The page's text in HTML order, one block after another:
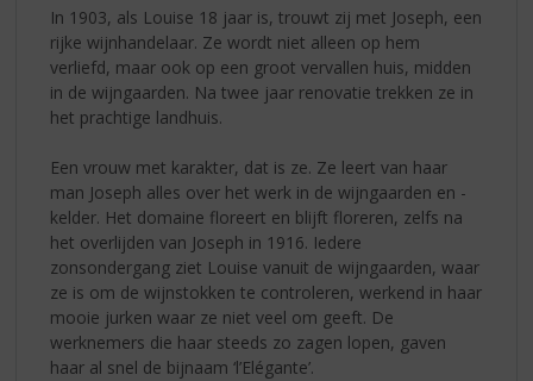
In 1903, als Louise 18 jaar is, trouwt zij met Joseph, een
rijke wijnhandelaar. Ze wordt niet alleen op hem
verliefd, maar ook op een groot vervallen huis, midden
in de wijngaarden. Na twee jaar renovatie trekken ze in
het prachtige landhuis.
Een vrouw met karakter, dat is ze. Ze leert van haar
man Joseph alles over het werk in de wijngaarden en -
kelder. Het domaine floreert en blijft floreren, zelfs na
het overlijden van Joseph in 1916. Iedere
zonsondergang ziet Louise vanuit de wijngaarden, waar
ze is om de wijnstokken te controleren, werkend in haar
mooie jurken waar ze niet veel om geeft. De
werknemers die haar steeds zo zagen lopen, gaven
haar al snel de bijnaam ‘l’Elégante’.